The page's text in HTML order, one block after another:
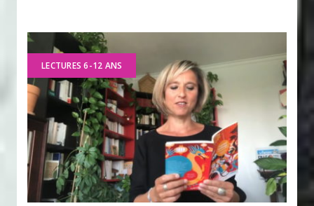
LECTURES 6-12 ANS